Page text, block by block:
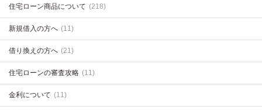
住宅ローン商品について (218)
新規借入の方へ (11)
借り換えの方へ (21)
住宅ローンの審査攻略 (11)
金利について (11)